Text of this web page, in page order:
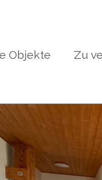
Objekte Zu